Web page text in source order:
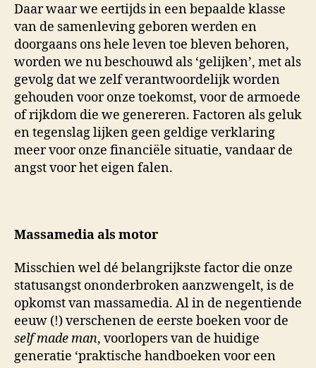
Daar waar we eertijds in een bepaalde klasse
van de samenleving geboren werden en
doorgaans ons hele leven toe bleven behoren,
worden we nu beschouwd als ‘gelijken’, met als
gevolg dat we zelf verantwoordelijk worden
gehouden voor onze toekomst, voor de armoede
of rijkdom die we genereren. Factoren als geluk
en tegenslag lijken geen geldige verklaring
meer voor onze financiële situatie, vandaar de
angst voor het eigen falen.
Massamedia als motor
Misschien wel dé belangrijkste factor die onze
statusangst ononderbroken aanzwengelt, is de
opkomst van massamedia. Al in de negentiende
eeuw (!) verschenen de eerste boeken voor de
self made man, voorlopers van de huidige
generatie ‘praktische handboeken voor een